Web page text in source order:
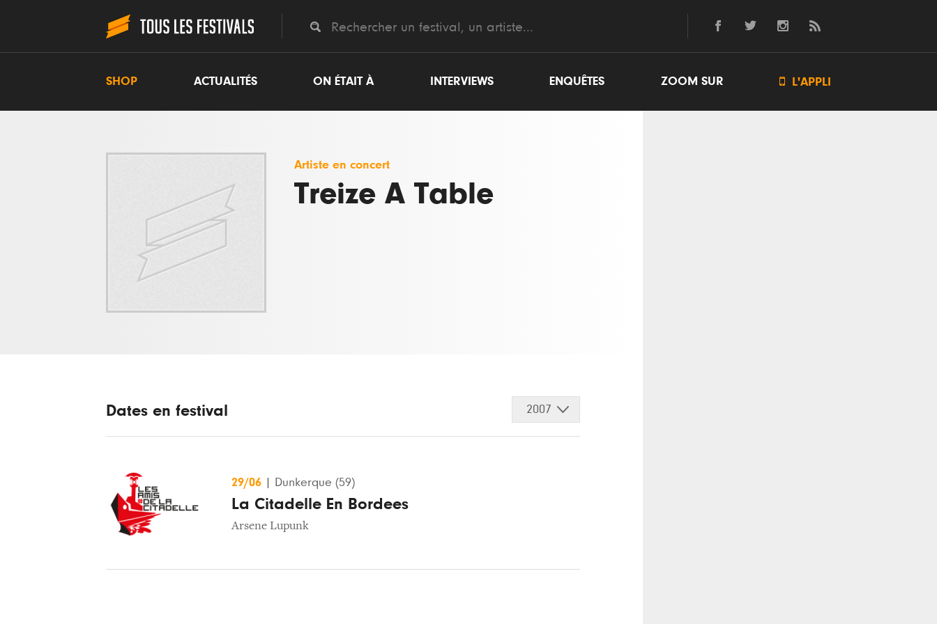
SHOP ACTUALITÉS ON ÉTAIT À INTERVIEWS ENQUÊTES ZOOM SUR  L'APPLI
Artiste en concert
Treize A Table
Dates en festival 2007
29/06 Dunkerque (59)
La Citadelle En Bordees
Arsene Lupunk